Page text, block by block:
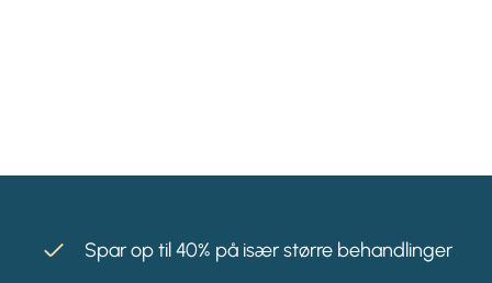
Spar op til 40% på især større behandlinger